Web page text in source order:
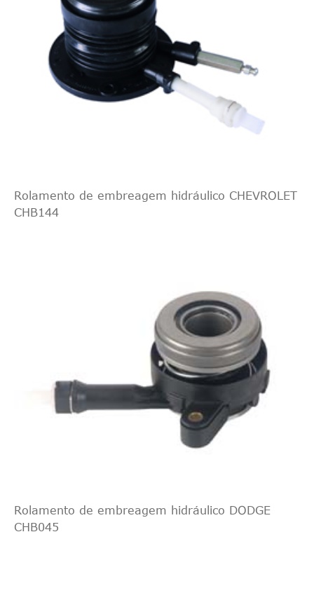
Rolamento de embreagem hidráulico CHEVROLET
CHB144
Rolamento de embreagem hidráulico DODGE
CHB045